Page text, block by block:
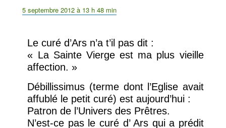
5 septembre 2012 à 13 h 48 min
Le curé d’Ars n’a t’il pas dit :
« La Sainte Vierge est ma plus vieille
affection. »
Débillissimus (terme dont l’Eglise avait
affublé le petit curé) est aujourd’hui :
Patron de l’Univers des Prêtres.
N’est-ce pas le curé d’ Ars qui a prédit